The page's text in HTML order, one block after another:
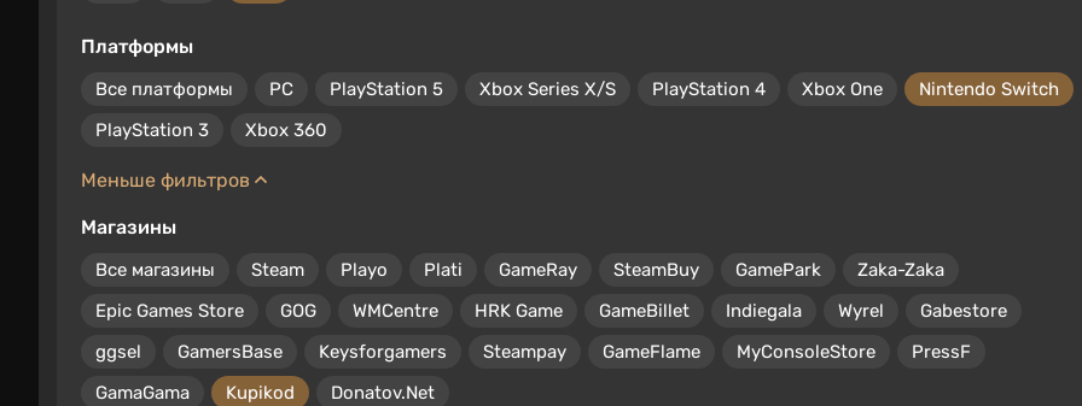
Платформы
Все платформы PC PlayStation 5 Xbox Series X/S PlayStation 4 Xbox One
Nintendo Switch
PlayStation 3
Xbox 360
Меньше фильтров
Магазины
Все магазины Steam Playo Plati GameRay SteamBuy GamePark
Zaka-Zaka
Epic Games Store
GOG WMCentre HRK Game GameBillet Indiegala Wyrel
Gabestore
ggsel
GamersBase Keysforgamers Steampay GameFlame MyConsoleStore
PressF
GamaGama
Kupikod Donatov.Net